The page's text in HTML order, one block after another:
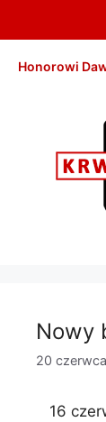
Honorowi
Nowy
20
16